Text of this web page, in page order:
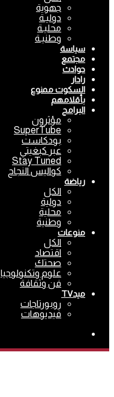
جهوية
دوليـة
محليـة
وطنيـة
سياسة
مجتمع
حوادث
رادار
السكوت ممنوع
بأقلامهم
البرامج
مؤثرون
SuperTube
بودكاست
عبر كبغيتي
Stay Tuned
كواليس النجاح
رياضة
الكل
دولية
محلية
وطنية
منوعات
الكل
اقتصاد
صحتك
علوم وتكنولوجيا
فن وثقافة
ميدTV
روبورتاجات
فيديوهات